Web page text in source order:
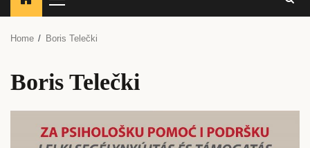
Primary
Menu
Home Boris Telečki
Boris Telečki